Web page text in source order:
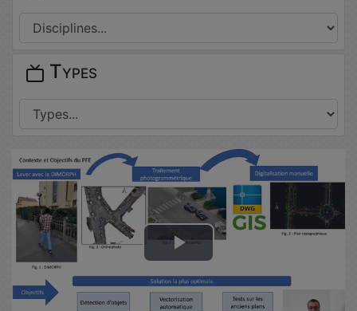
Lire
la
Types